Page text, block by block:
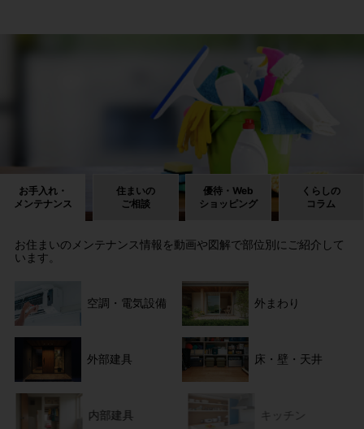
お手入れ・
メンテナンス
住まいの
ご相談
優待・Web
ショッピング
くらしの
コラム
お住まいのメンテナンス情報を動画や図解で部位別にご紹介して
います。
空調・電気設備 外まわり
外部建具 床・壁・天井
内部建具 キッチン